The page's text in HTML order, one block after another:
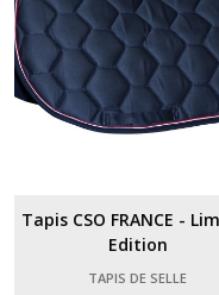
Tapis CSO FRANCE -
Edition
TAPIS DE SELLE